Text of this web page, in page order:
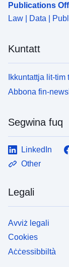
Publications
Law | Data |
Kuntatt
Ikkuntattja lit-tim
Abbona fin-
Segwina fuq
LinkedIn
Other
Legali
Avviż legali
Cookies
Aċċessibbiltà